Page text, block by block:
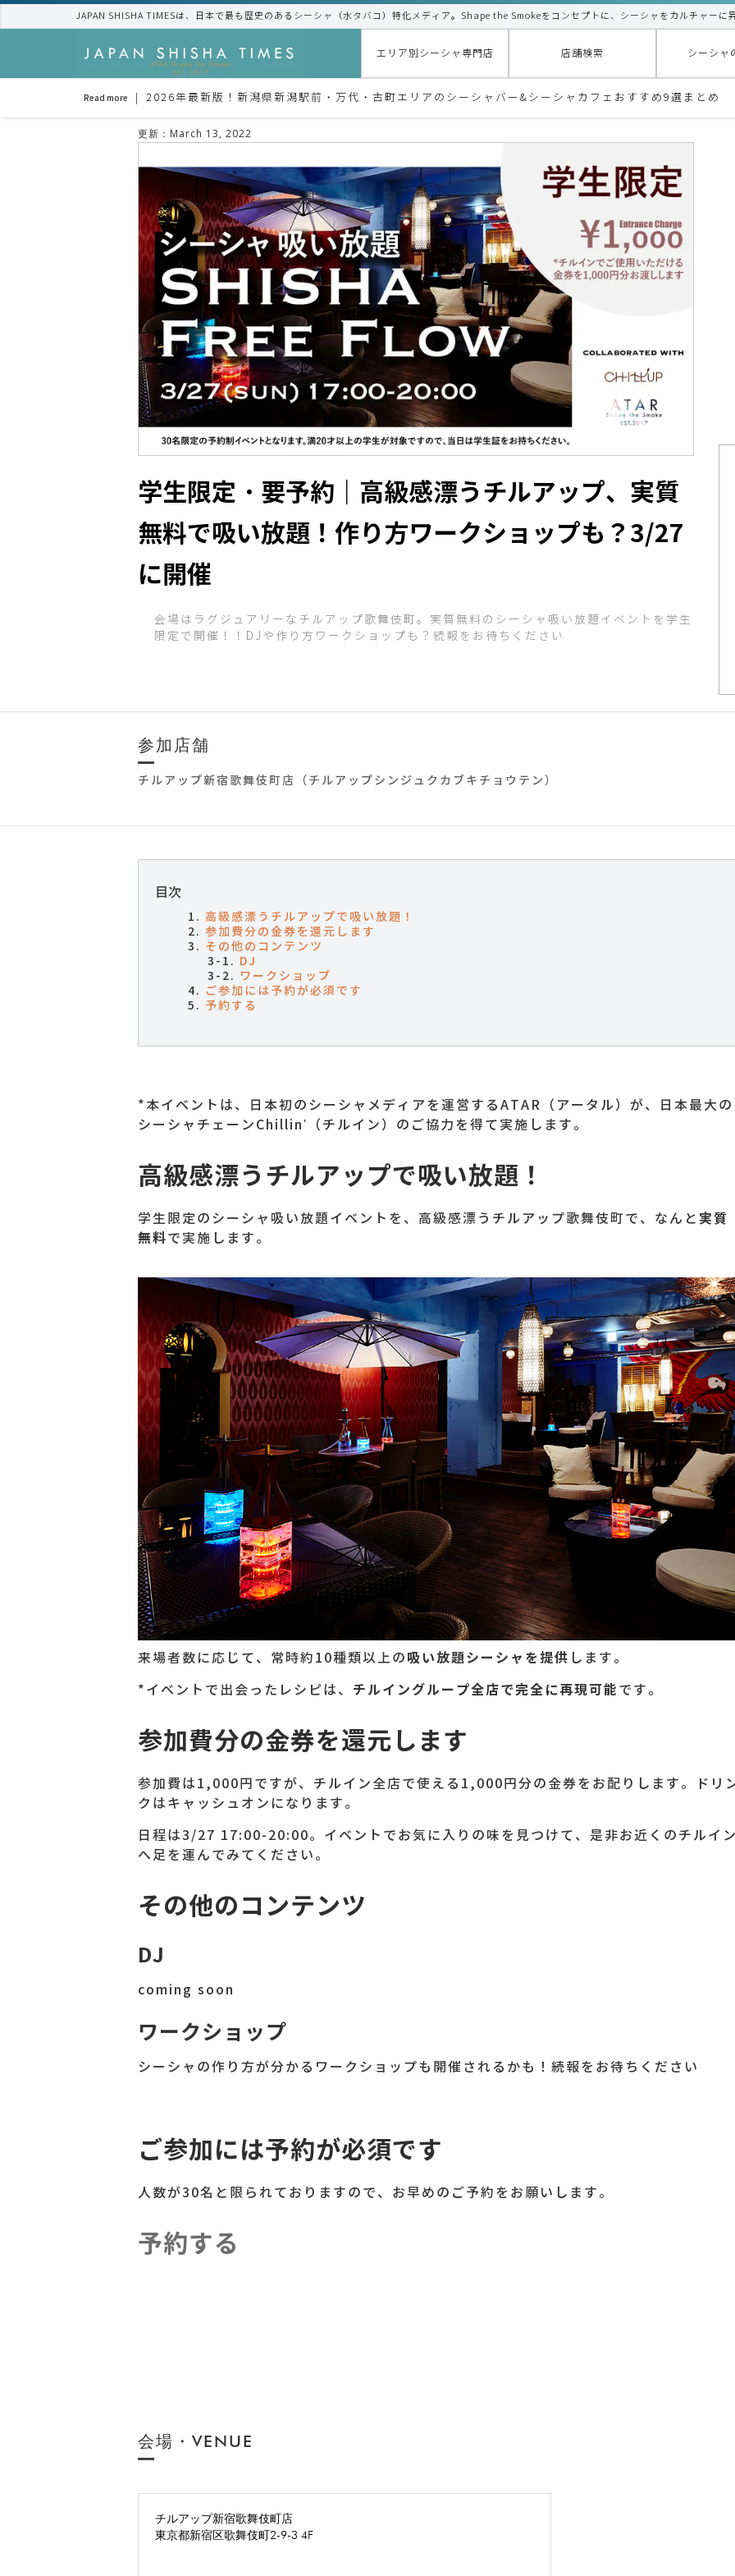
JAPAN SHISHA TIMESは、日本で最も歴史のあるシーシャ（水タバコ）特化メディア。Shape the Smokeをコンセプトに、シーシャをカルチャーに
エリア別シーシャ専門店 店舗検索 シーシャ
Read more 2026年最新版！新潟県新潟駅前・万代・古町エリアのシーシャバー&シーシャカフェおすすめ9選まとめ
更新： March 13, 2022
学生限定・要予約｜高級感漂うチルアップ、実質
無料で吸い放題！作り方ワークショップも？3/27
に開催
会場はラグジュアリーなチルアップ歌舞伎町。実質無料のシーシャ吸い放題イベントを学生
限定で開催！！DJや作り方ワークショップも？続報をお待ちください
参加店舗
チルアップ新宿歌舞伎町店（チルアップシンジュクカブキチョウテン）
目次
高級感漂うチルアップで吸い放題！
参加費分の金券を還元します
その他のコンテンツ
DJ
ワークショップ
ご参加には予約が必須です‍
予約する
*本イベントは、日本初のシーシャメディアを運営するATAR（アータル）が、日本最大の
シーシャチェーンChillin'（チルイン）のご協力を得て実施します。
高級感漂うチルアップで吸い放題！
学生限定のシーシャ吸い放題イベントを、高級感漂うチルアップ歌舞伎町で、なんと 実質
無料で実施します。
来場者数に応じて、常時約10種類以上の 吸い放題シーシャを提供 します。
*イベントで出会ったレシピは、 チルイングループ全店で完全に再現可能 です。
参加費分の金券を還元します
参加費は1,000円ですが、チルイン全店で使える1,000円分の金券をお配りします。ドリ
クはキャッシュオンになります。
日程は3/27 17:00-20:00。イベントでお気に入りの味を見つけて、是非お近くのチルイ
へ足を運んでみてください。
その他のコンテンツ
DJ
coming soon
ワークショップ
シーシャの作り方が分かるワークショップも開催されるかも！続報をお待ちください
ご参加には予約が必須です
人数が30名と限られておりますので、お早めのご予約をお願いします。
予約する
会場・VENUE
チルアップ新宿歌舞伎町店
東京都新宿区歌舞伎町2-9-3 4F